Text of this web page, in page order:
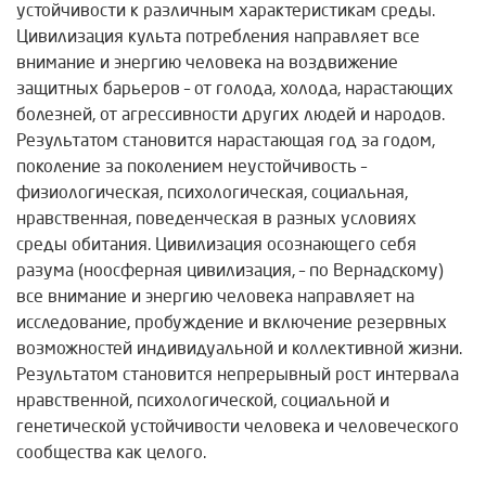
устойчивости к различным характеристикам среды.
Цивилизация культа потребления направляет все
внимание и энергию человека на воздвижение
защитных барьеров – от голода, холода, нарастающих
болезней, от агрессивности других людей и народов.
Результатом становится нарастающая год за годом,
поколение за поколением неустойчивость –
физиологическая, психологическая, социальная,
нравственная, поведенческая в разных условиях
среды обитания. Цивилизация осознающего себя
разума (ноосферная цивилизация, – по Вернадскому)
все внимание и энергию человека направляет на
исследование, пробуждение и включение резервных
возможностей индивидуальной и коллективной жизни.
Результатом становится непрерывный рост интервала
нравственной, психологической, социальной и
генетической устойчивости человека и человеческого
сообщества как целого.